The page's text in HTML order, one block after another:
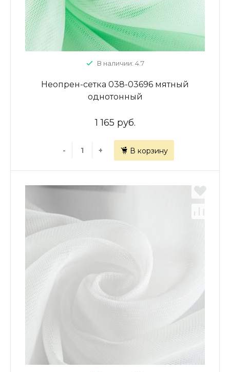
В наличии: 4.7
Неопрен-сетка 038-03696 мятный
однотонный
1 165 руб.
- + В корзину